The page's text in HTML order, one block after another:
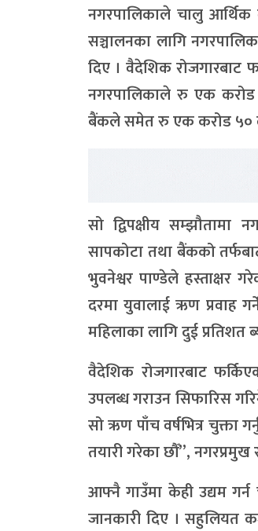
नगरपालिकाले चालु आर्थिक
सञ्चालनका लागि
दिए । वैदेशिक रोजगारबाट
नगरपालिकाले रु एक करोड
बैंकले समेत रु एक करोड ५०
सो द्विपक्षीय सम्झौतामा
सापकोटा तथा बैंकको
भुवनेश्वर पाण्डेले हस्ताक्षर
दरमा युवालाई ऋण प्रवाह
महिलाका लागि दुई
वैदेशिक रोजगारबाट
उपलब्ध गराउन सिफारिस
सो ऋण पाँच वर्षभित्र चुक्ता
तयारी गरेका छौँ”,
आफ्नै गाउँमा केही उद्यम
जानकारी दिए । सहुलियत